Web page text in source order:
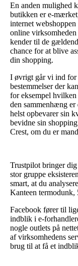
En anden mulighed
butikken er e-
internet
online
kender til de
chance for at blive
din shopping.
I øvrigt går vi ind for
bestemmelser der
for eksempel
den sammenhæng er
helst opbevarer sin
bevidne sin
Crest, om du er
Trustpilot bringer
stor gruppe
smart, at du
Kanteen termodunk,
Facebook fører til
indblik i e-
nogle outlets på
af virksomhedens
brug til at få et